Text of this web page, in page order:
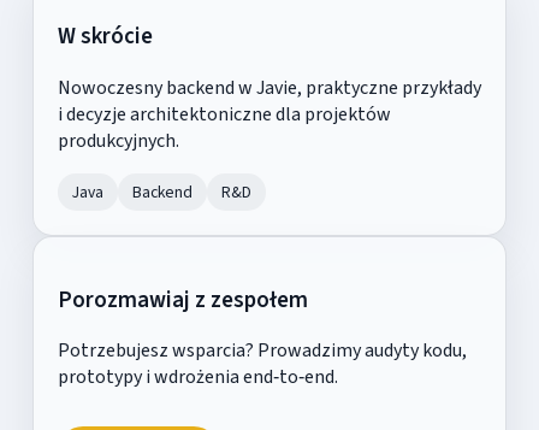
W skrócie
Nowoczesny backend w Javie, praktyczne przykłady
i decyzje architektoniczne dla projektów
produkcyjnych.
Java Backend R&D
Porozmawiaj z zespołem
Potrzebujesz wsparcia? Prowadzimy audyty kodu,
prototypy i wdrożenia end‑to‑end.